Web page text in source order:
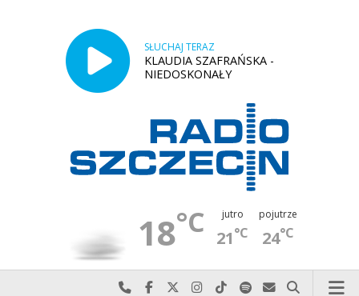
SŁUCHAJ TERAZ
KLAUDIA SZAFRAŃSKA -
NIEDOSKONAŁY
18°C jutro
21°C
pojutrze
24°C
Najlepiej po prostu do nas zadzwoń
Odwiedź nas na Facebook-u
Odwiedź nas na X
Odwiedź nas na Instagram-ie
Odwiedź nas na TikTok-u
Szukaj nas na Spotify
Wyślij do nas
Szukaj